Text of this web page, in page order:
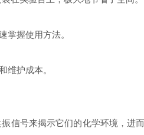
握使用方法。
护成本。
信号来揭示它们的化学环境，进